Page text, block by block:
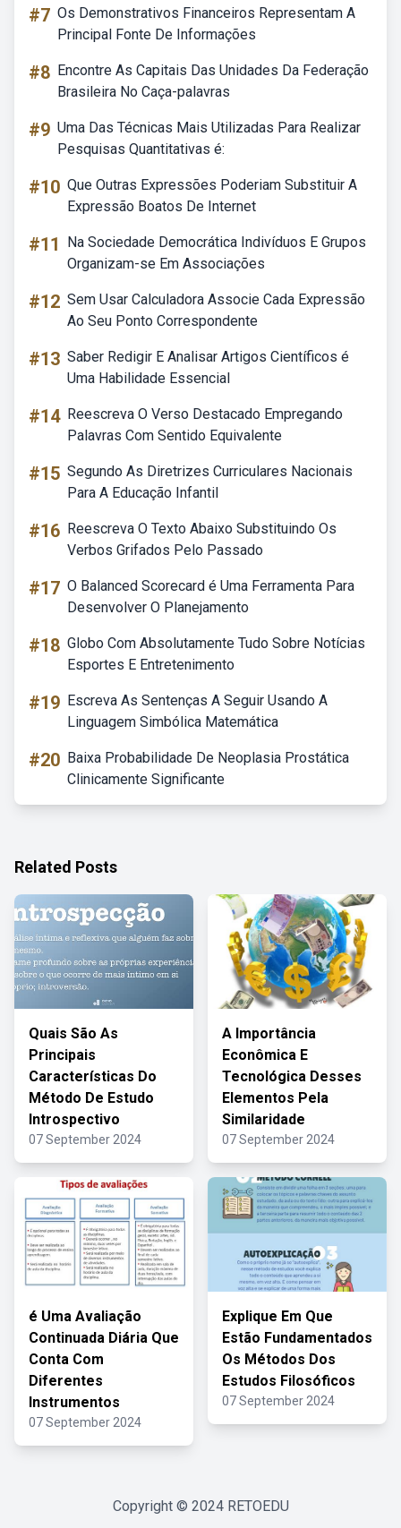
#7 Os Demonstrativos Financeiros Representam A
Principal Fonte De Informações
#8 Encontre As Capitais Das Unidades Da Federação
Brasileira No Caça-palavras
#9 Uma Das Técnicas Mais Utilizadas Para Realizar
Pesquisas Quantitativas é:
#10 Que Outras Expressões Poderiam Substituir A
Expressão Boatos De Internet
#11
Na Sociedade Democrática Indivíduos E Grupos
Organizam-se Em Associações
#12 Sem Usar Calculadora Associe Cada Expressão
Ao Seu Ponto Correspondente
#13 Saber Redigir E Analisar Artigos Científicos é
Uma Habilidade Essencial
#14 Reescreva O Verso Destacado Empregando
Palavras Com Sentido Equivalente
#15 Segundo As Diretrizes Curriculares Nacionais
Para A Educação Infantil
#16 Reescreva O Texto Abaixo Substituindo Os
Verbos Grifados Pelo Passado
#17 O Balanced Scorecard é Uma Ferramenta Para
Desenvolver O Planejamento
#18 Globo Com Absolutamente Tudo Sobre Notícias
Esportes E Entretenimento
#19 Escreva As Sentenças A Seguir Usando A
Linguagem Simbólica Matemática
#20 Baixa Probabilidade De Neoplasia Prostática
Clinicamente Significante
Related Posts
Quais São As
Principais
Características Do
Método De Estudo
Introspectivo
07 September 2024
A Importância
Econômica E
Tecnológica Desses
Elementos Pela
Similaridade
07 September 2024
é Uma Avaliação
Continuada Diária Que
Conta Com
Diferentes
Instrumentos
07 September 2024
Explique Em Que
Estão Fundamentados
Os Métodos Dos
Estudos Filosóficos
07 September 2024
Copyright © 2024 RETOEDU